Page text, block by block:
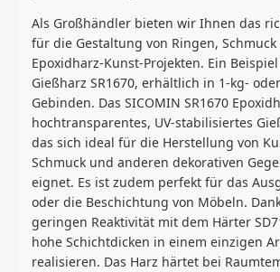
Als Großhändler bieten wir Ihnen das
für die Gestaltung von Ringen,
Epoxidharz-Kunst-Projekten. Ein
Gießharz SR1670, erhältlich in 1-kg-
Gebinden. Das SICOMIN SR1670
hochtransparentes, UV-stabilisiertes
das sich ideal für die Herstellung von
Schmuck und anderen dekorativen
eignet. Es ist zudem perfekt für das
oder die Beschichtung von Möbeln.
geringen Reaktivität mit dem Härter
hohe Schichtdicken in einem einzigen
realisieren. Das Harz härtet bei